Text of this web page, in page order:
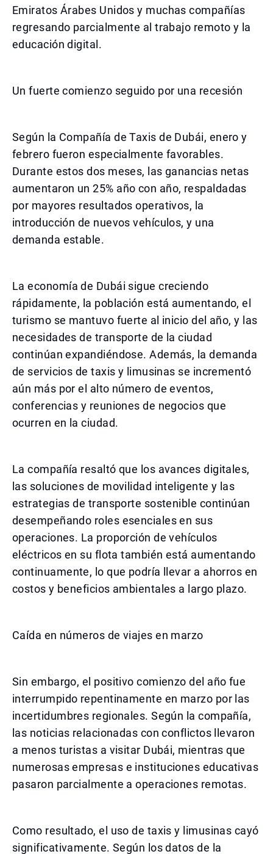
Emiratos Árabes Unidos y muchas compañías
regresando parcialmente al trabajo remoto y la
educación digital.
Un fuerte comienzo seguido por una recesión
Según la Compañía de Taxis de Dubái, enero y
febrero fueron especialmente favorables.
Durante estos dos meses, las ganancias netas
aumentaron un 25% año con año, respaldadas
por mayores resultados operativos, la
introducción de nuevos vehículos, y una
demanda estable.
La economía de Dubái sigue creciendo
rápidamente, la población está aumentando, el
turismo se mantuvo fuerte al inicio del año, y las
necesidades de transporte de la ciudad
continúan expandiéndose. Además, la demanda
de servicios de taxis y limusinas se incrementó
aún más por el alto número de eventos,
conferencias y reuniones de negocios que
ocurren en la ciudad.
La compañía resaltó que los avances digitales,
las soluciones de movilidad inteligente y las
estrategias de transporte sostenible continúan
desempeñando roles esenciales en sus
operaciones. La proporción de vehículos
eléctricos en su flota también está aumentando
continuamente, lo que podría llevar a ahorros en
costos y beneficios ambientales a largo plazo.
Caída en números de viajes en marzo
Sin embargo, el positivo comienzo del año fue
interrumpido repentinamente en marzo por las
incertidumbres regionales. Según la compañía,
las noticias relacionadas con conflictos llevaron
a menos turistas a visitar Dubái, mientras que
numerosas empresas e instituciones educativas
pasaron parcialmente a operaciones remotas.
Como resultado, el uso de taxis y limusinas cayó
significativamente. Según los datos de la